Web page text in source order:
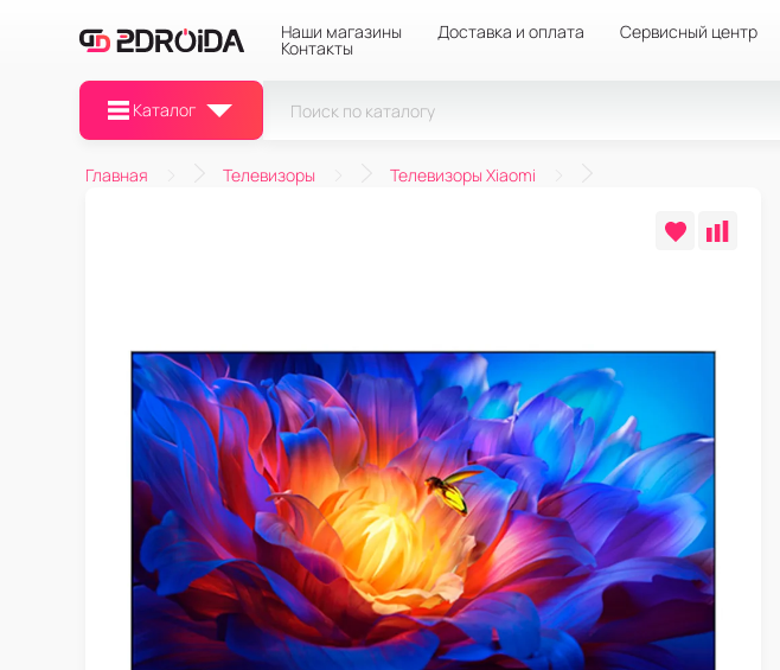
Наши магазины Доставка и оплата Сервисный центр
Контакты
Каталог
Главная Телевизоры Телевизоры Xiaomi